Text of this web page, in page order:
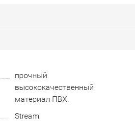
прочный
высококачественный
материал ПВХ.
Stream